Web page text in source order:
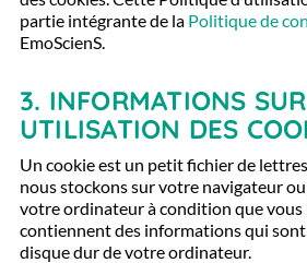
partie intégrante de la Politique de
EmoScienS.
3. INFORMATIONS
UTILISATION DES
Un cookie est un petit fichier de
nous stockons sur votre navigateur
votre ordinateur à condition que vous
contiennent des informations qui
disque dur de votre ordinateur.